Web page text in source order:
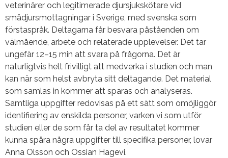
veterinärer och legitimerade djursjukskötare vid
smådjursmottagningar i Sverige, med svenska som
förstaspråk. Deltagarna får besvara påståenden om
välmående, arbete och relaterade upplevelser. Det tar
ungefär 12–15 min att svara på frågorna. Det är
naturligtvis helt frivilligt att medverka i studien och man
kan när som helst avbryta sitt deltagande. Det material
som samlas in kommer att sparas och analyseras.
Samtliga uppgifter redovisas på ett sätt som omöjliggör
identifiering av enskilda personer, varken vi som utför
studien eller de som får ta del av resultatet kommer
kunna spåra några uppgifter till specifika personer, lovar
Anna Olsson och Ossian Hagevi.